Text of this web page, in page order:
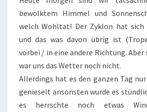
bewölktem Himmel und
welch Wohltat! Der Zyklon hat
und das was davon übrig ist
vorbei / in eine andere Richtung. Aber
war uns das Wetter noch nicht.
Allerdings hat es den ganzen Tag
genieselt ansonsten wurde es
es herrschte noch etwas